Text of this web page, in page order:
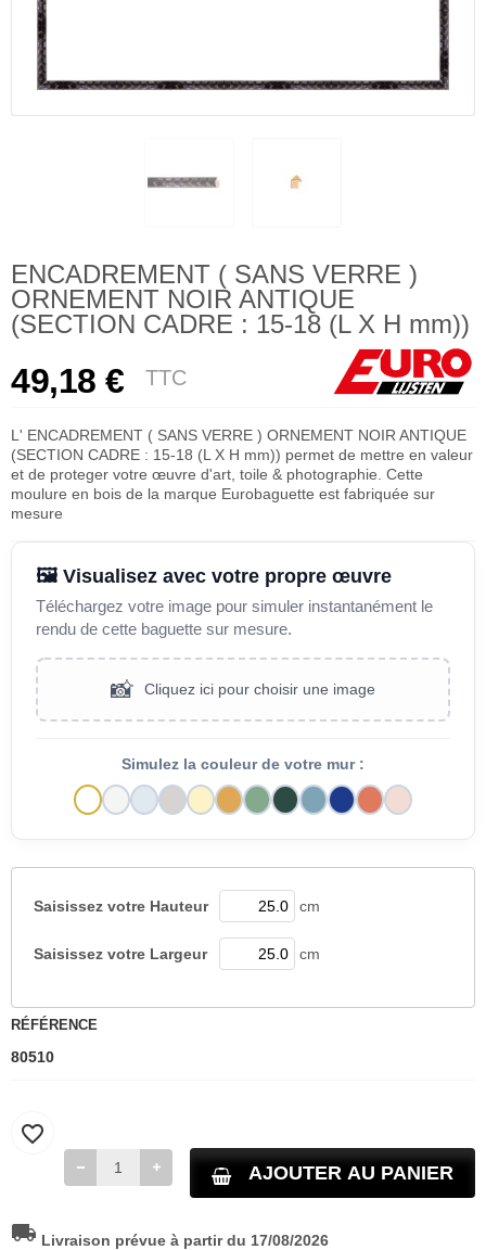
ENCADREMENT ( SANS VERRE )
ORNEMENT NOIR ANTIQUE
(SECTION CADRE : 15-18 (L X H mm))
49,18 € TTC
L' ENCADREMENT ( SANS VERRE ) ORNEMENT NOIR ANTIQUE
(SECTION CADRE : 15-18 (L X H mm)) permet de mettre en valeur
et de proteger votre œuvre d'art, toile & photographie. Cette
moulure en bois de la marque Eurobaguette est fabriquée sur
mesure
🖼️ Visualisez avec votre propre œuvre
Téléchargez votre image pour simuler instantanément le
rendu de cette baguette sur mesure.
📸 Cliquez ici pour choisir une image
Simulez la couleur de votre mur :
Saisissez votre Hauteur cm
Saisissez votre Largeur cm
RÉFÉRENCE
80510
AJOUTER AU PANIER
favorite_border
local_shipping Livraison prévue à partir du 17/08/2026